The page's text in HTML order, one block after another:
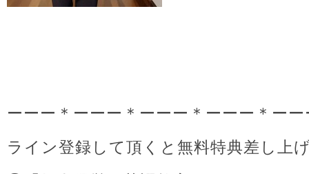
ーーー＊ーーー＊ーーー＊ーーー＊ーー
ライン登録して頂くと無料特典差し上